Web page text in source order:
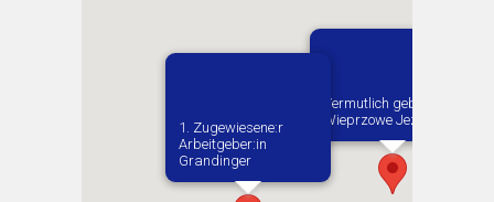
Vermutlich geboren in
Wieprzowe Jezioro
1. Zugewiesene:r
Arbeitgeber:in​
Grandinger